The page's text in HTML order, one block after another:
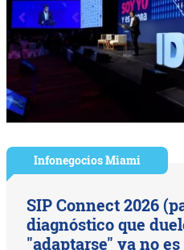
Infonegocios Miami
SIP Connect 2026
diagnóstico que
"adaptarse" ya no